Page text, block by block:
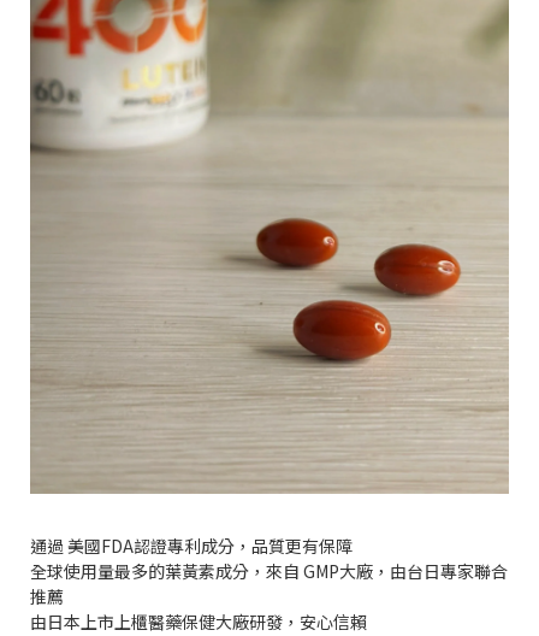
通過 美國FDA認證專利成分，品質更有保障
全球使用量最多的葉黃素成分，來自 GMP大廠，由台日專家聯合
推薦
由日本上市上櫃醫藥保健大廠研發，安心信賴